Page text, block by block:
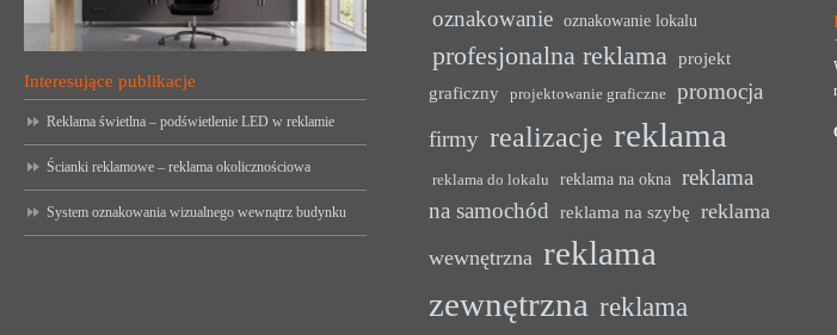
Interesujące publikacje
Reklama świetlna – podświetlenie LED w reklamie
Ścianki reklamowe – reklama okolicznościowa
System oznakowania wizualnego wewnątrz budynku
oznakowanie oznakowanie lokalu
profesjonalna reklama projekt
graficzny
projektowanie graficzne
promocja
firmy realizacje reklama
reklama do lokalu reklama na okna
reklama
na samochód reklama na szybę reklama
wewnętrzna reklama
zewnętrzna reklama